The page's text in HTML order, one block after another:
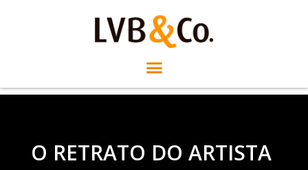
O RETRATO DO ARTISTA